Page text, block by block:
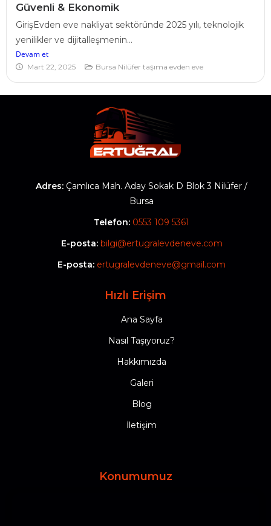
Güvenli & Ekonomik
GirişEvden eve nakliyat sektöründe 2025 yılı, teknolojik
yenilikler ve dijitalleşmenin...
Devam et
Mart 22, 2025 Bursa Nilüfer taşıma evden eve
Adres: Çamlıca Mah. Aday Sokak D Blok 3 Nilüfer /
Bursa
Telefon: 0553 109 5361
E-posta: bilgi@ertugralevdeneve.com
E-posta: ertugralevdeneve@gmail.com
Hızlı Erişim
Ana Sayfa
Nasıl Taşıyoruz?
Hakkımızda
Galeri
Blog
İletişim
Konumumuz